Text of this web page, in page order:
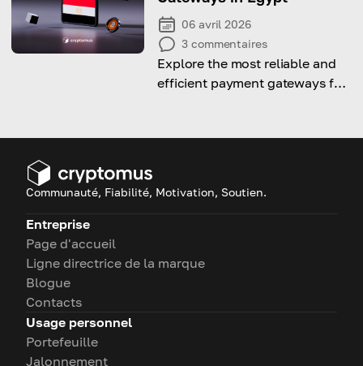
06 avril 2026
3 commentaires
Explore the most reliable and
efficient payment gateways for
Egyptian market.
Communauté, Fiabilité, Motivation, Soutien.
Entreprise
Page d'accueil
Ligne directrice de la marque
Blogue
Contacts
Usage personnel
Portefeuille
Jalonnement